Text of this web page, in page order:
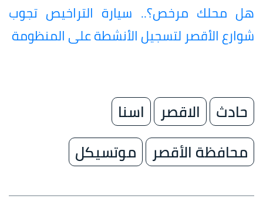
هل محلك مرخص؟.. سيارة التراخيص تجوب
شوارع الأقصر لتسجيل الأنشطة على المنظومة
حادث الاقصر
اسنا
محافظة الأقصر
موتسيكل